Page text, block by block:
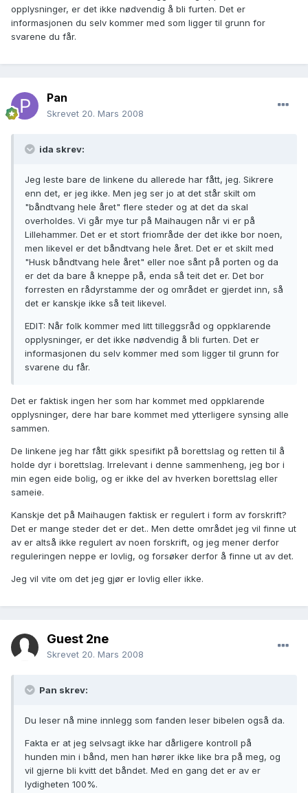
opplysninger, er det ikke nødvendig å bli furten. Det er
informasjonen du selv kommer med som ligger til grunn for
svarene du får.
Pan
Skrevet 20. Mars 2008
ida skrev:
Jeg leste bare de linkene du allerede har fått, jeg. Sikrere
enn det, er jeg ikke. Men jeg ser jo at det står skilt om
"båndtvang hele året" flere steder og at det da skal
overholdes. Vi går mye tur på Maihaugen når vi er på
Lillehammer. Det er et stort friområde der det ikke bor noen,
men likevel er det båndtvang hele året. Det er et skilt med
"Husk båndtvang hele året" eller noe sånt på porten og da
er det da bare å kneppe på, enda så teit det er. Det bor
forresten en rådyrstamme der og området er gjerdet inn, så
det er kanskje ikke så teit likevel.
EDIT: Når folk kommer med litt tilleggsråd og oppklarende
opplysninger, er det ikke nødvendig å bli furten. Det er
informasjonen du selv kommer med som ligger til grunn for
svarene du får.
Det er faktisk ingen her som har kommet med oppklarende
opplysninger, dere har bare kommet med ytterligere synsing alle
sammen.
De linkene jeg har fått gikk spesifikt på borettslag og retten til å
holde dyr i borettslag. Irrelevant i denne sammenheng, jeg bor i
min egen eide bolig, og er ikke del av hverken borettslag eller
sameie.
Kanskje det på Maihaugen faktisk er regulert i form av forskrift?
Det er mange steder det er det.. Men dette området jeg vil finne ut
av er altså ikke regulert av noen forskrift, og jeg mener derfor
reguleringen neppe er lovlig, og forsøker derfor å finne ut av det.
Jeg vil vite om det jeg gjør er lovlig eller ikke.
Guest 2ne
Skrevet 20. Mars 2008
Pan skrev:
Du leser nå mine innlegg som fanden leser bibelen også da.
Fakta er at jeg selvsagt ikke har dårligere kontroll på
hunden min i bånd, men han hører ikke like bra på meg, og
vil gjerne bli kvitt det båndet. Med en gang det er av er
lydigheten 100%.